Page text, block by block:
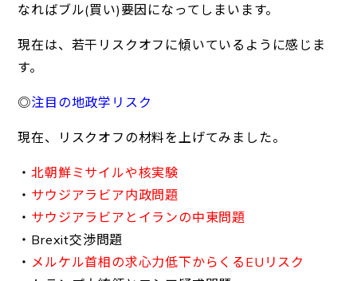
なればブル(買い)要因になってしまいます。
現在は、若干リスクオフに傾いているように感じま
す。
◎注目の地政学リスク
現在、リスクオフの材料を上げてみました。
・北朝鮮ミサイルや核実験
・ サウジアラビア内政問題
・ サウジアラビアとイランの中東問題
・Brexit交渉問題
・ メルケル首相の求心力低下からくるEUリスク